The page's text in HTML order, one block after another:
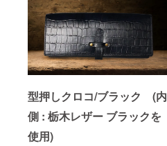
型押しクロコ/ブラック (内
側 : 栃木レザー ブラックを
使用)